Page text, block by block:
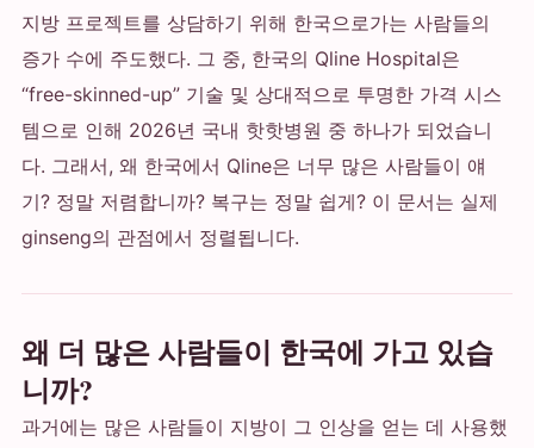
지방 프로젝트를 상담하기 위해 한국으로가는 사람들의
증가 수에 주도했다. 그 중, 한국의 Qline Hospital은
“free-skinned-up” 기술 및 상대적으로 투명한 가격 시스
템으로 인해 2026년 국내 핫핫병원 중 하나가 되었습니
다. 그래서, 왜 한국에서 Qline은 너무 많은 사람들이 얘
기? 정말 저렴합니까? 복구는 정말 쉽게? 이 문서는 실제
ginseng의 관점에서 정렬됩니다.
왜 더 많은 사람들이 한국에 가고 있습
니까?
과거에는 많은 사람들이 지방이 그 인상을 얻는 데 사용했